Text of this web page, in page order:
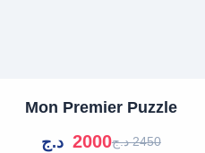
Mon Premier Puzzle
2450 د.ج 2000 د.ج